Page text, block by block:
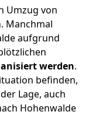
Umzug von
Manchmal
aufgrund
werden.
befinden,
Lage, auch
Hohenwalde